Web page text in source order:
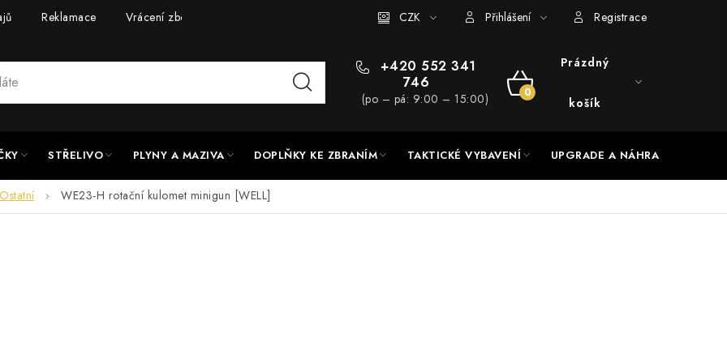
Reklamace Vrácení zboží UPGRADE a servis Hodnocení obchodu
CZK Přihlášení Registrace
+420 552 341
746
(po – pá: 9:00 – 15:00)
NÁKUPNÍ
Prázdný
košík
STŘELIVO PLYNY A MAZIVA DOPLŇKY KE ZBRANÍM TAKTICKÉ VYBAVENÍ UPGRADE A NÁHRADNÍ DÍLY
Ostatní WE23-H rotační kulomet minigun [WELL]